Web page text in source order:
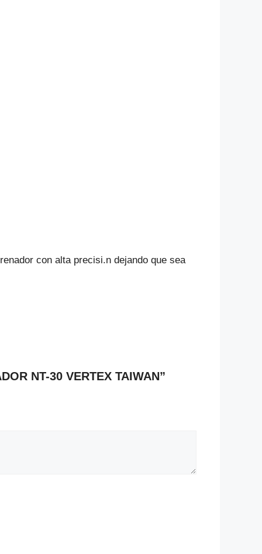
con alta precisi.n dejando que sea
NT-30 VERTEX TAIWAN”